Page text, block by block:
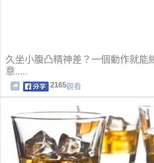
久坐小腹凸精神差？一個動作就能
意.....
2165觀看